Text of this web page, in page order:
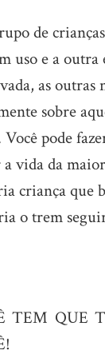
de
uso e a
as outras
sobre
pode
a vida da
criança que
o trem
TEM QUE